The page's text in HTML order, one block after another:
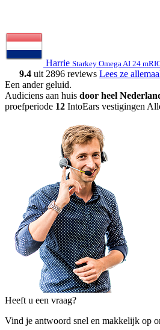
Harrie Starkey Omega AI 24
9.4 uit 2896 reviews Lees ze
Een ander geluid.
Audiciens aan huis door heel
proefperiode 12 IntoEars vestigingen
Heeft u een vraag?
Vind je antwoord snel en makkelijk op